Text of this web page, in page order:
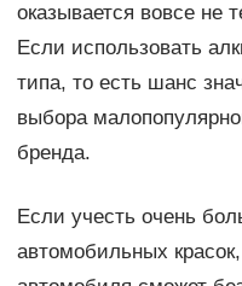
оказывается вовсе не
Если использовать
типа, то есть шанс
выбора
бренда.
Если учесть очень
автомобильных